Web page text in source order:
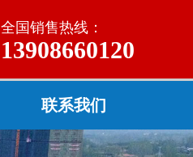
全国销售热线：
13908660120
联系我们